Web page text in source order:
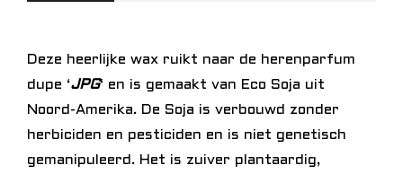
Deze heerlijke wax ruikt naar de herenparfum
dupe ‘JPG‘ en is gemaakt van Eco Soja uit
Noord-Amerika. De Soja is verbouwd zonder
herbiciden en pesticiden en is niet genetisch
gemanipuleerd. Het is zuiver plantaardig,